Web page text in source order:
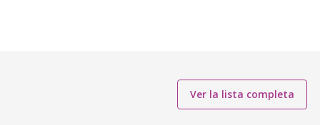
Ver la lista completa